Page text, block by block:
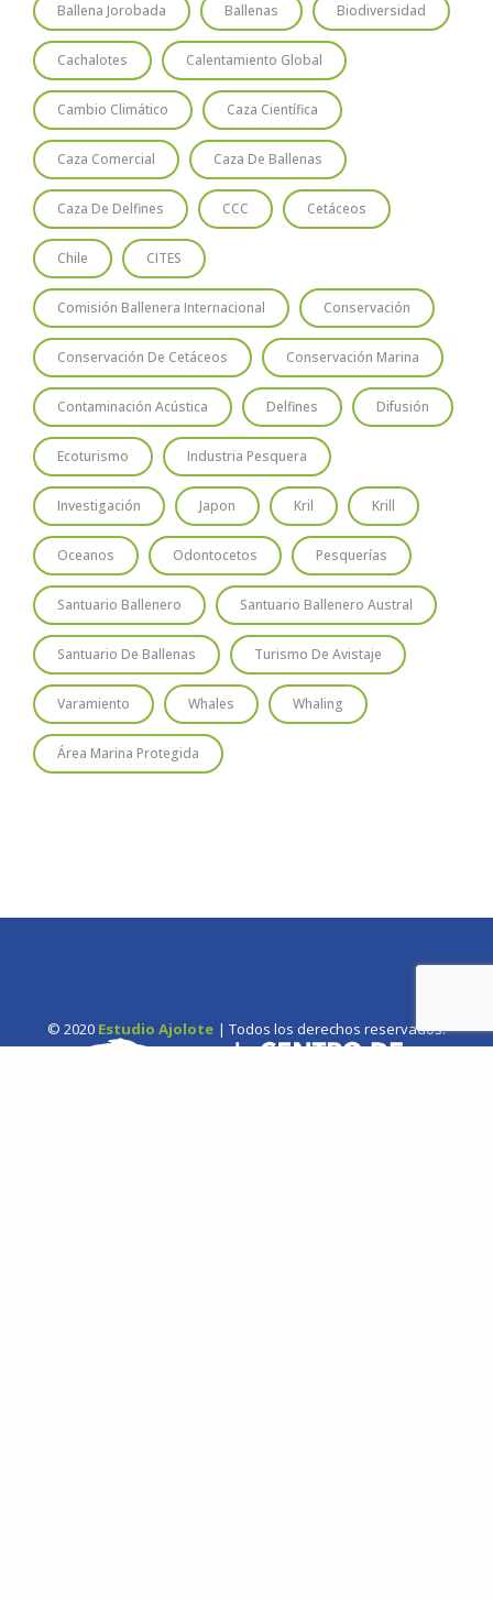
Ballena Jorobada Ballenas Biodiversidad
Cachalotes Calentamiento Global
Cambio Climático Caza Científica
Caza Comercial Caza De Ballenas
Caza De Delfines CCC Cetáceos
Chile CITES
Comisión Ballenera Internacional Conservación
Conservación De Cetáceos Conservación Marina
Contaminación Acústica Delfines Difusión
Ecoturismo Industria Pesquera
Investigación Japon Kril Krill
Oceanos Odontocetos Pesquerías
Santuario Ballenero Santuario Ballenero Austral
Santuario De Ballenas Turismo De Avistaje
Varamiento Whales Whaling
Área Marina Protegida
© 2020 Estudio Ajolote | Todos los derechos reservados.